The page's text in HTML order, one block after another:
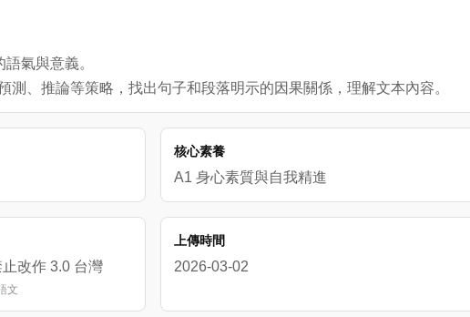
氣與意義。
、推論等策略，找出句子和段落明示的因果關係，理解文本內容。
核心素養
A1 身心素質與自我精進
改作 3.0 台灣
文
上傳時間
2026-03-02